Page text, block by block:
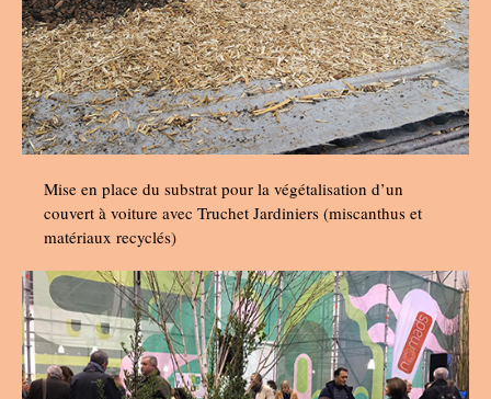
Mise en place du substrat pour la végétalisation d’un
couvert à voiture avec Truchet Jardiniers (miscanthus et
matériaux recyclés)